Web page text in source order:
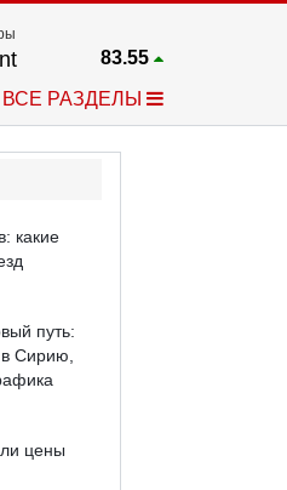
83.55
2.662
ВСЕ РАЗДЕЛЫ
какие
путь:
Сирию,
цены